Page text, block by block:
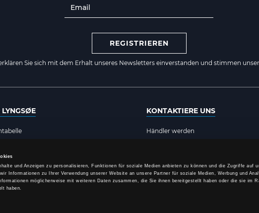
und Anzeigen zu personalisieren, Funktionen für soziale Medien anbieten zu können und die Zugriffe auf
Informationen zu Ihrer Verwendung unserer Website an unsere Partner für soziale Medien, Werbung und
möglicherweise mit weiteren Daten zusammen, die Sie ihnen bereitgestellt haben oder die sie im
haben.
REGISTRIEREN
Sie sich mit dem Erhalt unseres Newsletters einverstanden und stimmen
LYNGSØE
Richtlinie
KONTAKTIERE UNS
Händler werden
E-mail:sales@lyngsoe-rainwear.de
Tel.: +49 (0)40 53 53 47 64